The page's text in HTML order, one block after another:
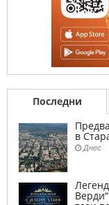
Последни
в
Днес